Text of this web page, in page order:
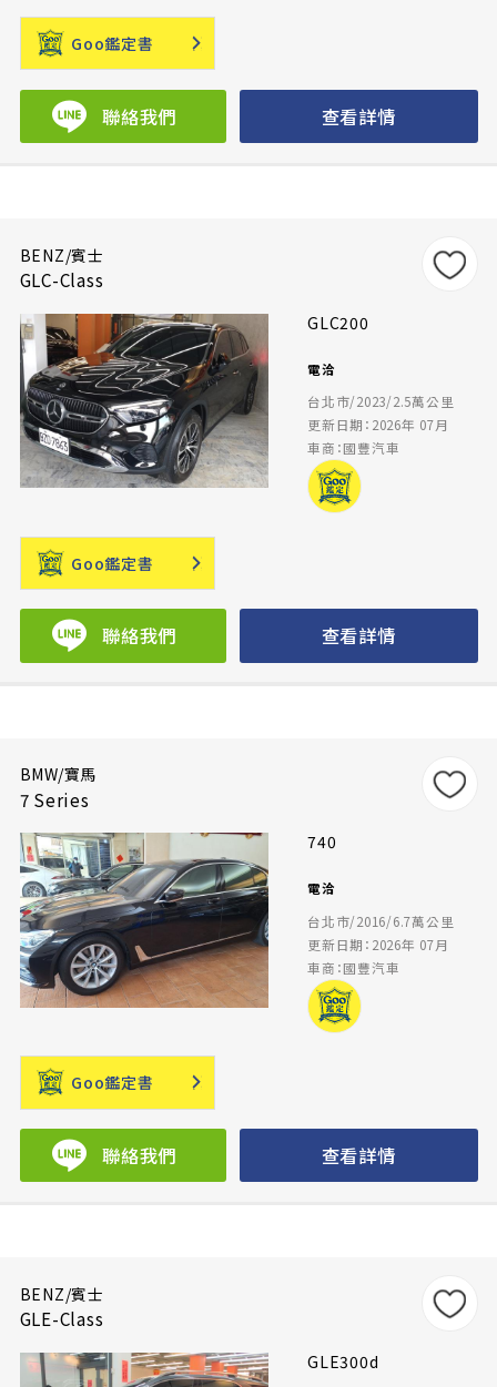
Goo鑑定書
聯絡我們 查看詳情
BENZ/賓士
GLC-Class
GLC200
電洽
台北市/2023/2.5萬公里
更新日期：2026年 07月
車商：國豐汽車
Goo鑑定書
聯絡我們 查看詳情
BMW/寶馬
7 Series
740
電洽
台北市/2016/6.7萬公里
更新日期：2026年 07月
車商：國豐汽車
Goo鑑定書
聯絡我們 查看詳情
BENZ/賓士
GLE-Class
GLE300d